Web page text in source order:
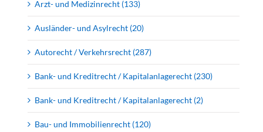
Arzt- und Medizinrecht (133)
Ausländer- und Asylrecht (20)
Autorecht / Verkehrsrecht (287)
Bank- und Kreditrecht / Kapitalanlagerecht (230)
Bank- und Kreditrecht / Kapitalanlagerecht (2)
Bau- und Immobilienrecht (120)